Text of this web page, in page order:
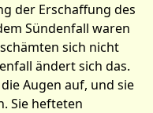
der Erschaffung des
Sündenfall waren
sich nicht
ändert sich das.
Augen auf, und sie
Sie hefteten